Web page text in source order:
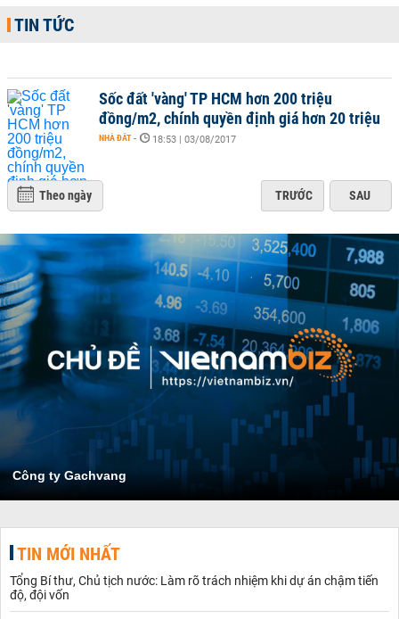
TIN TỨC
Sốc đất 'vàng' TP HCM hơn 200 triệu
đồng/m2, chính quyền định giá hơn 20 triệu
NHÀ ĐẤT - 18:53 | 03/08/2017
Theo ngày TRƯỚC SAU
Công ty Gachvang
TIN MỚI NHẤT
Tổng Bí thư, Chủ tịch nước: Làm rõ trách nhiệm khi dự án chậm tiến
độ, đội vốn